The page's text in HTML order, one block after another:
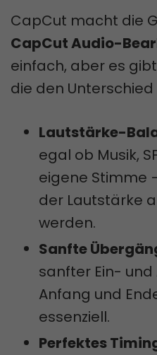
CapCut macht die
CapCut Audio-
einfach, aber es
die den
Lautstärke-
egal ob Musik,
eigene Stimme
der Lautstärke
werden.
Sanfte
sanfter Ein-
Anfang und
essenziell.
Perfektes